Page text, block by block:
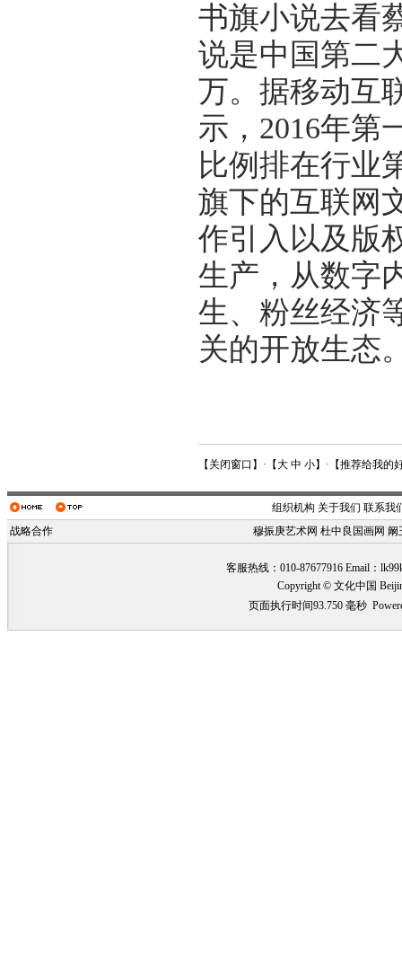
书旗小说去看
说是中国第二
万。据移动互
示，2016年第
比例排在行业
旗下的互联网
作引入以及版
生产，从数字
生、粉丝经济
关的开放生态
【 关闭窗口 】·【大 中 小】·【推荐给我的
组织机构 关于我们 联系我
战略合作
穆振庚艺术网 杜中良国画网 阚
客服热线：010-87677916 Email：
Copyright © 文化中国
页面执行时间93.750 毫秒